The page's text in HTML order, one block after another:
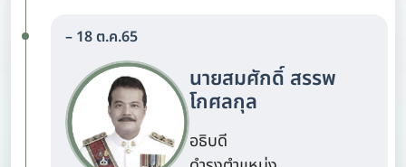
– 18 ต.ค.65
นายสมศักดิ์ สรรพ
โกศลกุล
อธิบดี